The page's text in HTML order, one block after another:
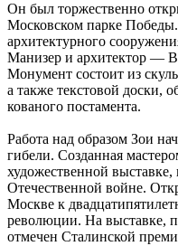
Он был торжественно
Московском парке
архитектурного
Манизер и архитектор —
Монумент состоит из
а также текстовой доски,
кованого постамента.
Работа над образом Зои
гибели. Созданная
художественной
Отечественной войне.
Москве к
революции. На выставке,
отмечен Сталинской